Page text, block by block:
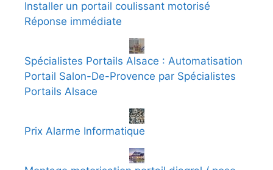
Installer un portail coulissant motorisé
Réponse immédiate
Spécialistes Portails Alsace : Automatisation
Portail Salon-De-Provence par Spécialistes
Portails Alsace
Prix Alarme Informatique